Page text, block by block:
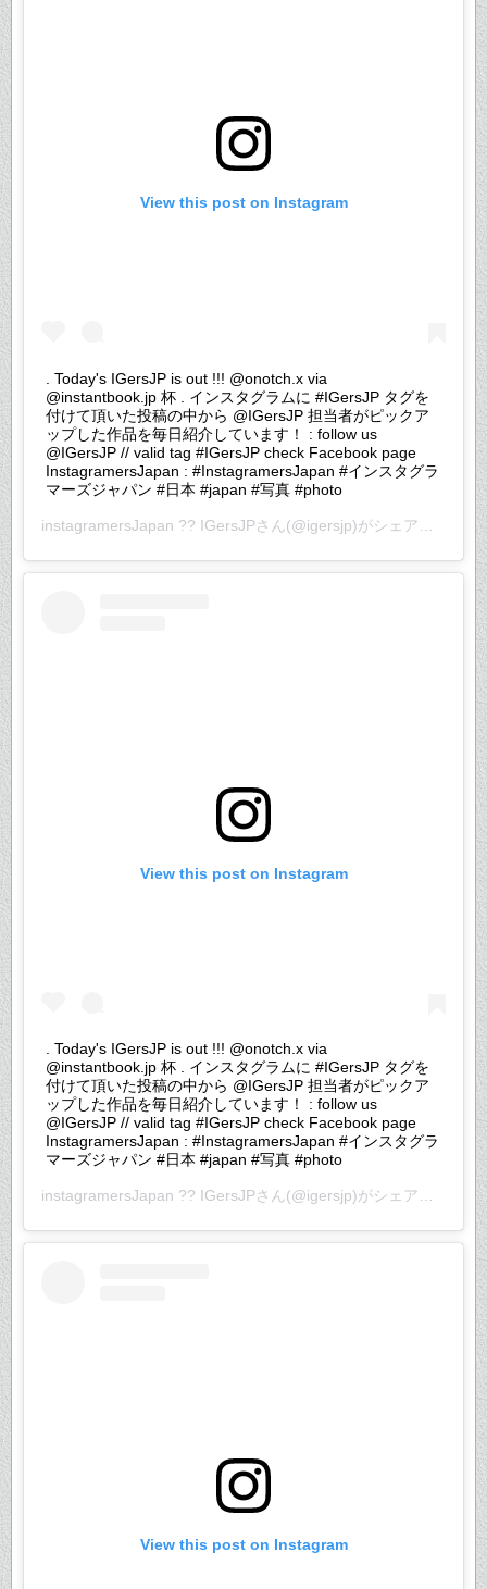
View this post on Instagram
. Today's IGersJP is out !!! @onotch.x via
@instantbook.jp 杯 . インスタグラムに #IGersJP タグを
付けて頂いた投稿の中から @IGersJP 担当者がピックア
ップした作品を毎日紹介しています！ : follow us
@IGersJP // valid tag #IGersJP check Facebook page
InstagramersJapan : #InstagramersJapan #インスタグラ
マーズジャパン #日本 #japan #写真 #photo
instagramersJapan ?? IGersJPさん(@igersjp)がシェアした投稿 –
View this post on Instagram
. Today's IGersJP is out !!! @onotch.x via
@instantbook.jp 杯 . インスタグラムに #IGersJP タグを
付けて頂いた投稿の中から @IGersJP 担当者がピックア
ップした作品を毎日紹介しています！ : follow us
@IGersJP // valid tag #IGersJP check Facebook page
InstagramersJapan : #InstagramersJapan #インスタグラ
マーズジャパン #日本 #japan #写真 #photo
instagramersJapan ?? IGersJPさん(@igersjp)がシェアした投稿 –
View this post on Instagram